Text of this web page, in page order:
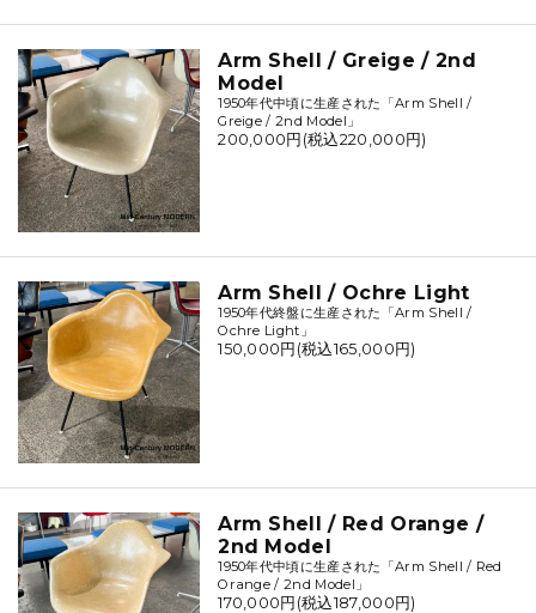
Arm Shell / Greige / 2nd
Model
1950年代中頃に生産された「Arm Shell /
Greige / 2nd Model」
200,000円(税込220,000円)
Arm Shell / Ochre Light
1950年代終盤に生産された「Arm Shell /
Ochre Light」
150,000円(税込165,000円)
Arm Shell / Red Orange /
2nd Model
1950年代中頃に生産された「Arm Shell / Red
Orange / 2nd Model」
170,000円(税込187,000円)